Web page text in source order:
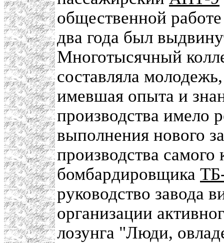
общественной работе
два года был
Многотысячный
составляла
имевшая опыта и
производства имело
выполнения нового
производства
бомбардировщика
руководство завода
организации
лозунга "Люди,